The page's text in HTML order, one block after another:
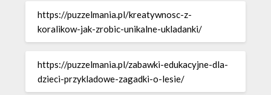
https://puzzelmania.pl/kreatywnosc-z-
koralikow-jak-zrobic-unikalne-ukladanki/
https://puzzelmania.pl/zabawki-edukacyjne-dla-
dzieci-przykladowe-zagadki-o-lesie/